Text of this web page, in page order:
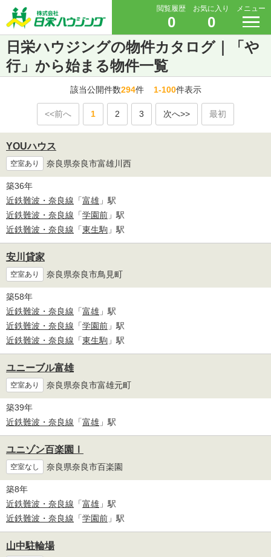
閲覧履歴
0
お気に入り
0
メニュー
日栄ハウジングの物件カタログ｜「や
行」から始まる物件一覧
該当公開件数294件1-100件表示
<<前へ 1 2 3 次へ>> 最初
YOUハウス
空室あり 奈良県奈良市富雄川西
築36年
近鉄難波・奈良線 「富雄 」駅
近鉄難波・奈良線 「学園前 」駅
近鉄難波・奈良線 「東生駒 」駅
安川貸家
空室あり 奈良県奈良市鳥見町
築58年
近鉄難波・奈良線 「富雄 」駅
近鉄難波・奈良線 「学園前 」駅
近鉄難波・奈良線 「東生駒 」駅
ユニーブル富雄
空室あり 奈良県奈良市富雄元町
築39年
近鉄難波・奈良線 「富雄 」駅
ユニゾン百楽園Ⅰ
空室なし 奈良県奈良市百楽園
築8年
近鉄難波・奈良線 「富雄 」駅
近鉄難波・奈良線 「学園前 」駅
山中駐輪場